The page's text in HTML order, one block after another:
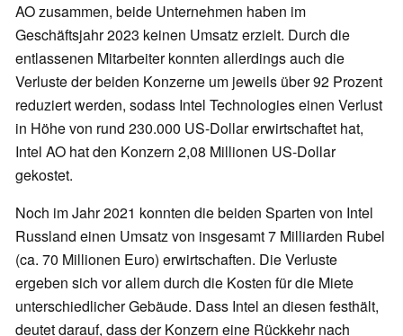
AO zusammen, beide Unternehmen haben im
Geschäftsjahr 2023 keinen Umsatz erzielt. Durch die
entlassenen Mitarbeiter konnten allerdings auch die
Verluste der beiden Konzerne um jeweils über 92 Prozent
reduziert werden, sodass Intel Technologies einen Verlust
in Höhe von rund 230.000 US-Dollar erwirtschaftet hat,
Intel AO hat den Konzern 2,08 Millionen US-Dollar
gekostet.
Noch im Jahr 2021 konnten die beiden Sparten von Intel
Russland einen Umsatz von insgesamt 7 Milliarden Rubel
(ca. 70 Millionen Euro) erwirtschaften. Die Verluste
ergeben sich vor allem durch die Kosten für die Miete
unterschiedlicher Gebäude. Dass Intel an diesen festhält,
deutet darauf, dass der Konzern eine Rückkehr nach